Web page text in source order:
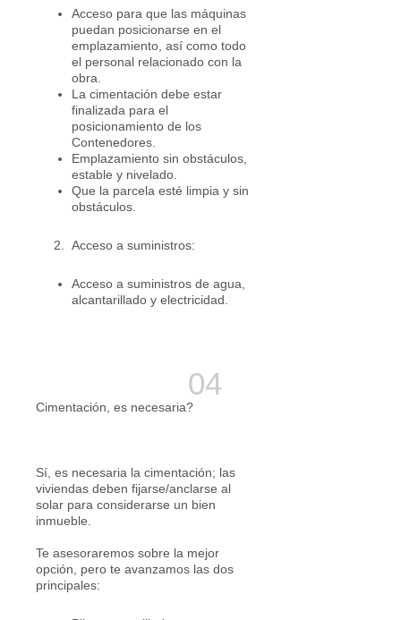
Acceso para que las máquinas
puedan posicionarse en el
emplazamiento, así como todo
el personal relacionado con la
obra.
La cimentación debe estar
finalizada para el
posicionamiento de los
Contenedores.
Emplazamiento sin obstáculos,
estable y nivelado.
Que la parcela esté limpia y sin
obstáculos.
2. Acceso a suministros:
Acceso a suministros de agua,
alcantarillado y electricidad.
Cimentación, es necesaria?
Sí, es necesaria la cimentación; las
viviendas deben fijarse/anclarse al
solar para considerarse un bien
inmueble.
Te asesoraremos sobre la mejor
opción, pero te avanzamos las dos
principales: